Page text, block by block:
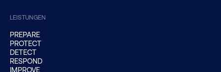
LEISTUNGEN
PREPARE
PROTECT
DETECT
RESPOND
IMPROVE